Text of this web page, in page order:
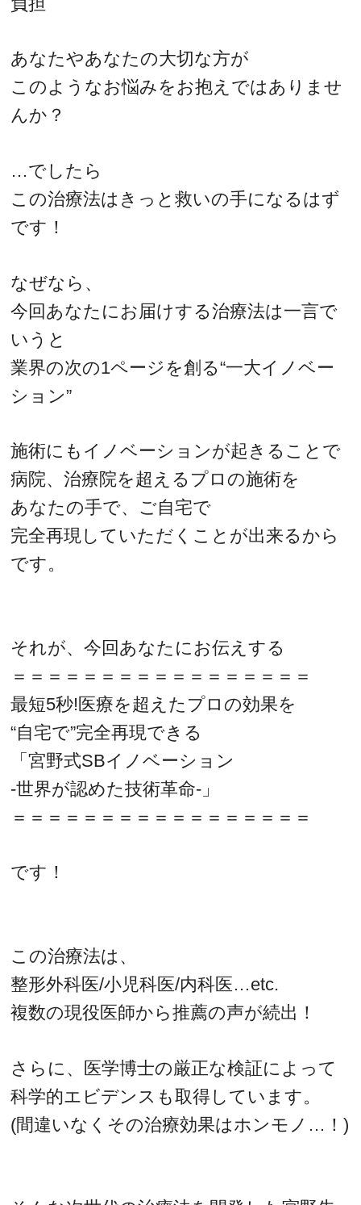
あなたやあなたの大切な方が
このようなお悩みをお抱えではありませ
んか？
…でしたら
この治療法はきっと救いの手になるはず
です！
なぜなら、
今回あなたにお届けする治療法は一言で
いうと
業界の次の1ページを創る“一大イノベー
ション”
施術にもイノベーションが起きることで
病院、治療院を超えるプロの施術を
あなたの手で、ご自宅で
完全再現していただくことが出来るから
です。
それが、今回あなたにお伝えする
＝＝＝＝＝＝＝＝＝＝＝＝＝＝＝＝＝
最短5秒!医療を超えたプロの効果を
“自宅で”完全再現できる
「宮野式SBイノベーション
‐世界が認めた技術革命‐」
＝＝＝＝＝＝＝＝＝＝＝＝＝＝＝＝＝
です！
この治療法は、
整形外科医/小児科医/内科医…etc.
複数の現役医師から推薦の声が続出！
さらに、医学博士の厳正な検証によって
科学的エビデンスも取得しています。
(間違いなくその治療効果はホンモノ…！)